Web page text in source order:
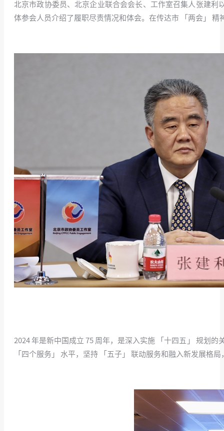
北京市政协委员、北京企业联合会会长、工作室召集人张建利
体参会人员介绍了履职尽责情况和体会。在传达市 「两会」
2024 年是新中国成立 75 周年，是深入实施 「十四五」 规划
「四个服务」 水平，坚持 「五子」 联动服务和融入新发展格